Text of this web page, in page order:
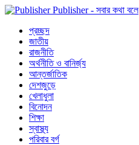
Publisher - সবার কথা বলে
প্রচ্ছদ
জাতীয়
রাজনীতি
অর্থনীতি ও বানির্জ্য
আন্তর্জাতিক
দেশজুড়ে
খেলাধুলা
বিনোদন
শিক্ষা
স্বাস্থ্য
পরিবার বর্গ